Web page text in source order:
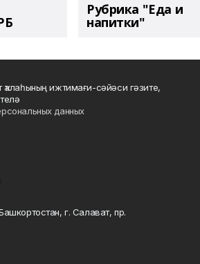
Рубрика "Еда и
напитки"
ижтимағи-сәйәси гәзите,
данных
г. Салават, пр.